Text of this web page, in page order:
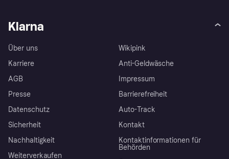
Klarna
Über uns
Karriere
AGB
Presse
Datenschutz
Sicherheit
Nachhaltigkeit
Weiterverkaufen
Wikipink
Anti-Geldwäsche
Impressum
Barrierefreiheit
Auto-Track
Kontakt
Kontaktinformationen für
Behörden